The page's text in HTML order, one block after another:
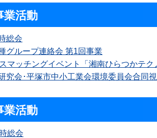
業活動
総会
グループ連絡会 第1回事業
マッチングイベント「湘南ひらつかテク
究会･平塚市中小工業会環境委員会合同
業活動
総会